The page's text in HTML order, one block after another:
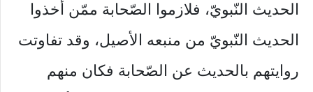
الحديث النّبويّ، فلازموا الصّحابة ممّن أخذوا
الحديث النّبويّ من منبعه الأصيل، وقد تفاوتت
روايتهم بالحديث عن الصّحابة فكان منهم